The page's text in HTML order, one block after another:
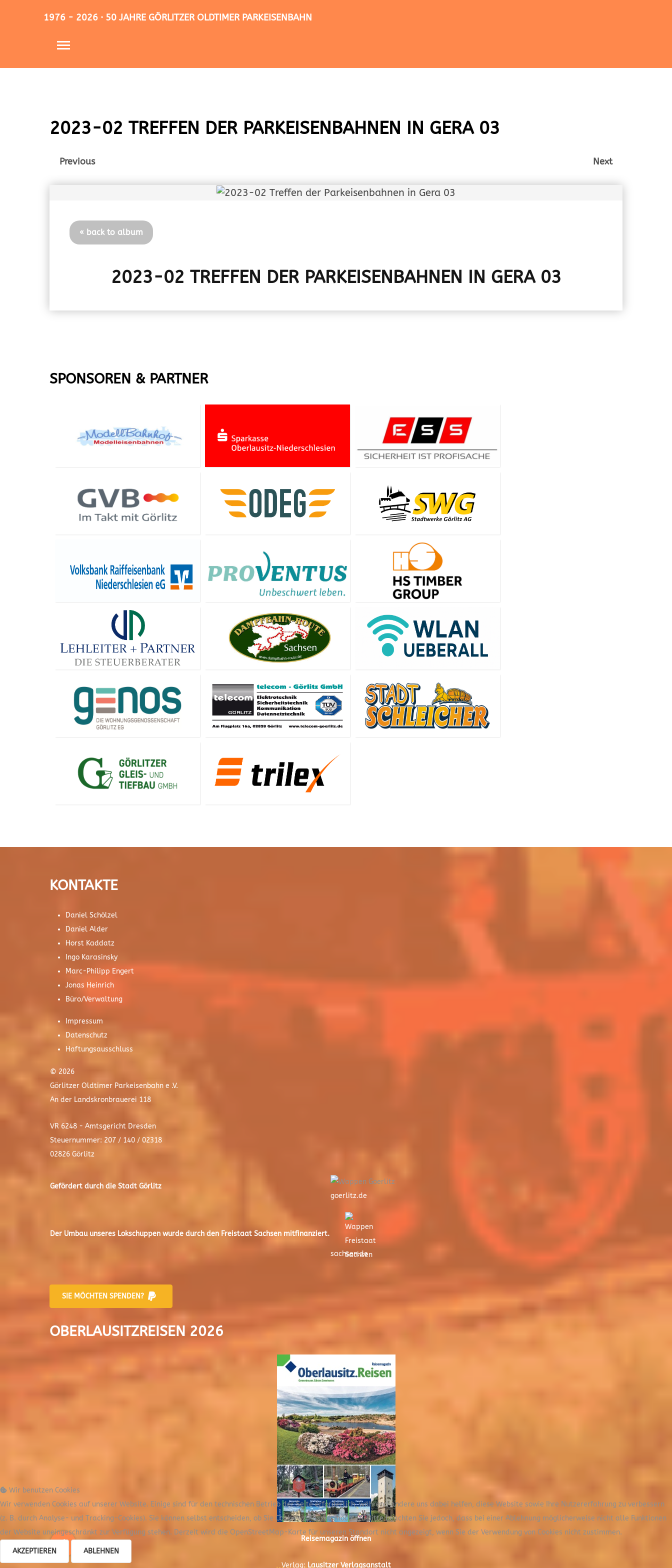
1976 - 2026 · 50 JAHRE GÖRLITZER OLDTIMER PARKEISENBAHN
2023-02 TREFFEN DER PARKEISENBAHNEN IN GERA 03
Previous Next
« back to album
2023-02 TREFFEN DER PARKEISENBAHNEN IN GERA 03
SPONSOREN & PARTNER
KONTAKTE
Daniel Schölzel
Daniel Alder
Horst Kaddatz
Ingo Karasinsky
Marc-Philipp Engert
Jonas Heinrich
Büro/Verwaltung
Impressum
Datenschutz
Haftungsausschluss
© 2026
Görlitzer Oldtimer Parkeisenbahn e .V.
An der Landskronbrauerei 118
VR 6248 - Amtsgericht Dresden
Steuernummer: 207 / 140 / 02318
02826 Görlitz
Gefördert durch die Stadt Görlitz
goerlitz.de
Der Umbau unseres Lokschuppen wurde durch den Freistaat Sachsen mitfinanziert.
sachsen.de
SIE MÖCHTEN SPENDEN?
OBERLAUSITZREISEN 2026
Reisemagazin öffnen
Verlag: Lausitzer Verlagsanstalt
Wir benutzen Cookies
Wir verwenden Cookies auf unserer Website. Einige sind für den technischen Betrieb der Seite erforderlich, während andere uns dabei helfen, diese Website sowie Ihre Nutzererfahrung zu verbessern
(z. B. durch Analyse- und Tracking-Cookies). Sie können selbst entscheiden, ob Sie Cookies zulassen möchten. Bitte beachten Sie jedoch, dass bei einer Ablehnung möglicherweise nicht alle Funktionen
der Website uneingeschränkt zur Verfügung stehen. Derzeit wird die OpenStreetMap-Karte für unseren Standort nicht angezeigt, wenn Sie der Verwendung von Cookies nicht zustimmen.
AKZEPTIEREN ABLEHNEN